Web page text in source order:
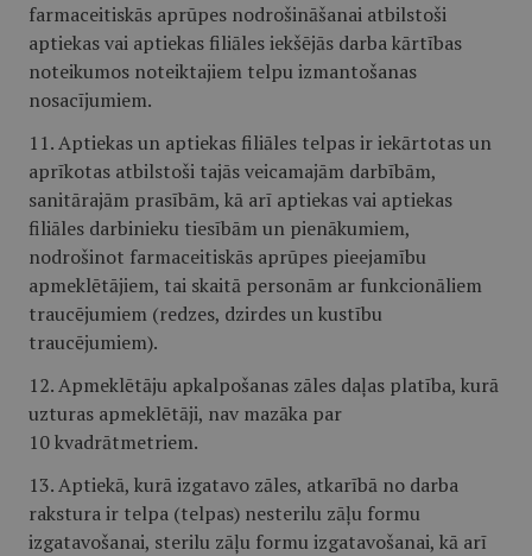
farmaceitiskās aprūpes nodrošināšanai atbilstoši
aptiekas vai aptiekas filiāles iekšējās darba kārtības
noteikumos noteiktajiem telpu izmantošanas
nosacījumiem.
11. Aptiekas un aptiekas filiāles telpas ir iekārtotas un
aprīkotas atbilstoši tajās veicamajām darbībām,
sanitārajām prasībām, kā arī aptiekas vai aptiekas
filiāles darbinieku tiesībām un pienākumiem,
nodrošinot farmaceitiskās aprūpes pieejamību
apmeklētājiem, tai skaitā personām ar funkcionāliem
traucējumiem (redzes, dzirdes un kustību
traucējumiem).
12. Apmeklētāju apkalpošanas zāles daļas platība, kurā
uzturas apmeklētāji, nav mazāka par
10 kvadrātmetriem.
13. Aptiekā, kurā izgatavo zāles, atkarībā no darba
rakstura ir telpa (telpas) nesterilu zāļu formu
izgatavošanai, sterilu zāļu formu izgatavošanai, kā arī